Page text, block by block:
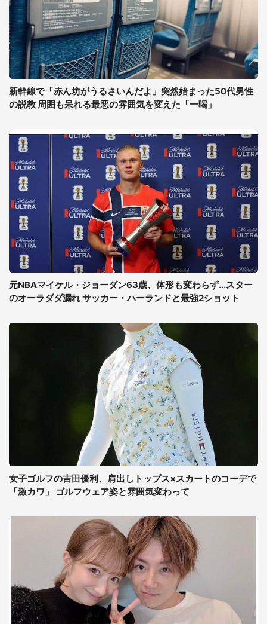
新幹線で「赤ん坊がうるさいんだよ」突然始まった50代男性
の説教 周囲も呆れる最悪の雰囲気を変えた「一喝」
元NBAマイケル・ジョーダン63歳、体形も変わらず...スター
のオーラダダ漏れ サッカー・ハーランドと最強2ショット
女子ゴルフの吉田優利、肩出しトップス×スカートのコーデで
「激カワ」 ゴルフウェア姿と雰囲気変わって